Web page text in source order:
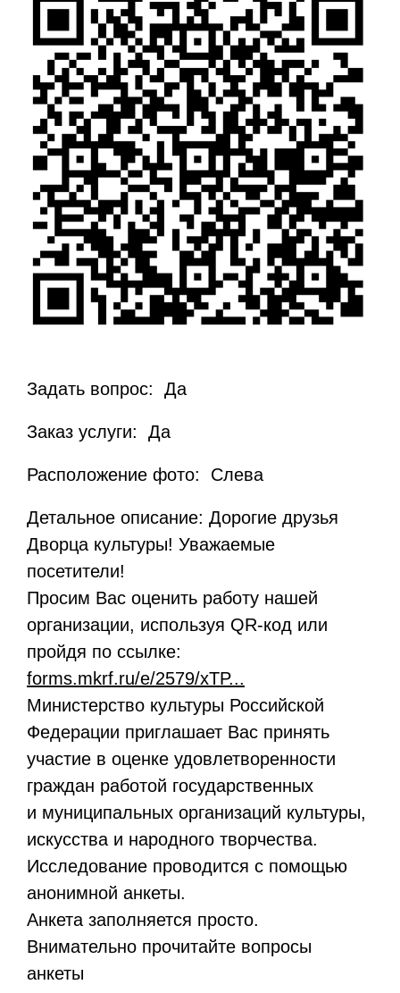
Задать вопрос: Да
Заказ услуги: Да
Расположение фото: Слева
Детальное описание: Дорогие друзья
Дворца культуры! Уважаемые
посетители!
Просим Вас оценить работу нашей
организации, используя QR-код или
пройдя по ссылке:
forms.mkrf.ru/e/2579/xTP...
Министерство культуры Российской
Федерации приглашает Вас принять
участие в оценке удовлетворенности
граждан работой государственных
и муниципальных организаций культуры,
искусства и народного творчества.
Исследование проводится с помощью
анонимной анкеты.
Анкета заполняется просто.
Внимательно прочитайте вопросы
анкеты